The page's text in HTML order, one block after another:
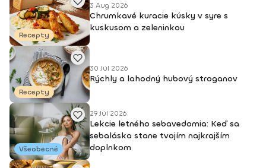
Recepty
3 Aug 2026
Chrumkavé kuracie kúsky v syre s
kuskusom a zeleninkou
Recepty
30 Júl 2026
Rýchly a lahodný hubový stroganov
Všeobecné
29 Júl 2026
Lekcie letného sebavedomia: Keď sa
sebaláska stane tvojím najkrajším
doplnkom